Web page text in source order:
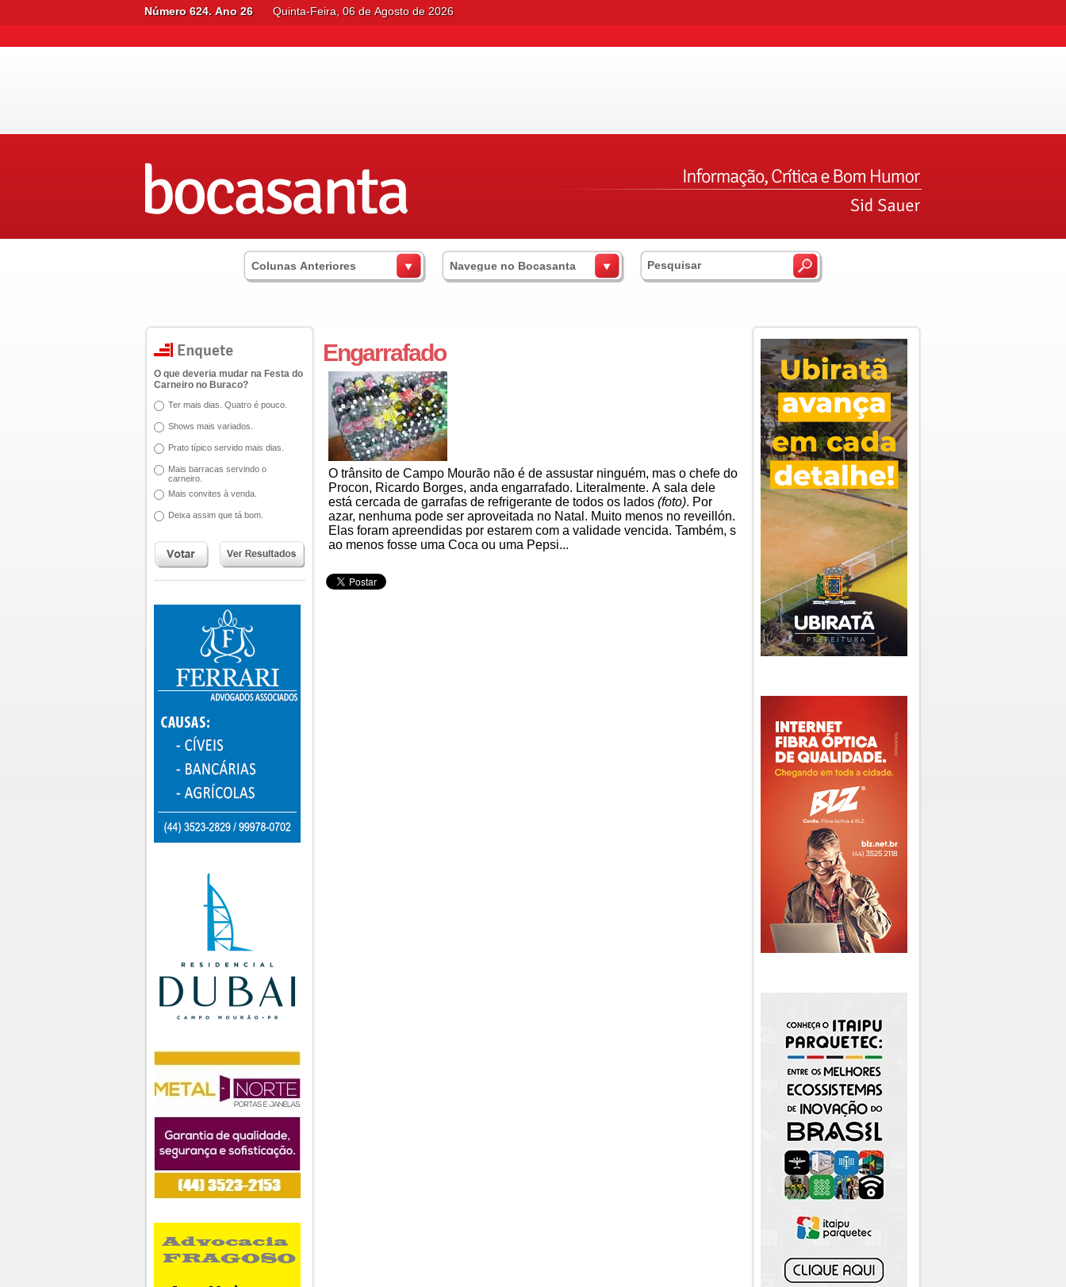
Número 624. Ano 26 Quinta-Feira, 06 de Agosto de 2026
Colunas Anteriores Navegue no Bocasanta
O que deveria mudar na Festa do
Carneiro no Buraco?
Ter mais dias. Quatro é pouco.
Shows mais variados.
Prato típico servido mais dias.
Mais barracas servindo o
carneiro.
Mais convites à venda.
Deixa assim que tá bom.
Engarrafado
O trânsito de Campo Mourão não é de assustar ninguém, mas o chefe do
Procon, Ricardo Borges, anda engarrafado. Literalmente. A sala dele
está cercada de garrafas de refrigerante de todos os lados (foto). Por
azar, nenhuma pode ser aproveitada no Natal. Muito menos no reveillón.
Elas foram apreendidas por estarem com a validade vencida. Também, s
ao menos fosse uma Coca ou uma Pepsi...